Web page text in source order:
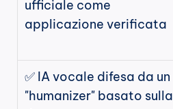
ufficiale come
applicazione verificata
✅ IA vocale difesa da un
"humanizer" basato sulla